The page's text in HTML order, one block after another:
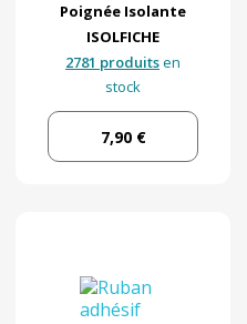
Poignée Isolante
ISOLFICHE
2781 produitsen
stock
7,90 €